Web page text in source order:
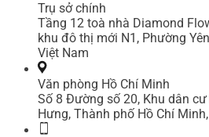
Trụ sở chính
Tầng 12 toà nhà Diamond
khu đô thị mới N1, Phường
Việt Nam
Văn phòng Hồ Chí Minh
Số 8 Đường số 20, Khu dân
Hưng, Thành phố Hồ Chí